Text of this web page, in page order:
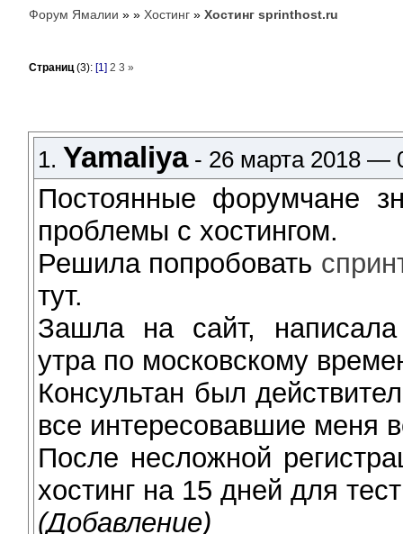
Форум Ямалии »» Хостинг »Хостинг sprinthost.ru
Страниц(3): [1] 2 3 »
1. Yamaliya- 26 марта 2018 —
Постоянные форумчане
проблемы с хостингом.
Решила попробовать
тут.
Зашла на сайт, написала
утра по московскому
Консультан был
все интересовавшие меня
После несложной
хостинг на 15 дней для
(Добавление)